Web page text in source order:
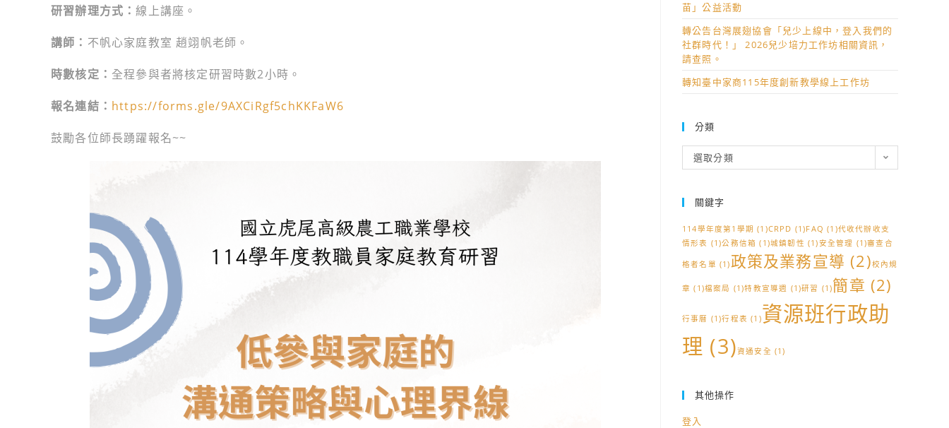
研習辦理方式：線上講座。
講師： 不帆心家庭教室 趙翊帆老師。
時數核定： 全程參與者將核定研習時數2小時。
報名連結： https://forms.gle/9AXCiRgf5chKKFaW6
鼓勵各位師長踴躍報名~~
苗」公益活動
轉公告台灣展翅協會「兒少上線中，登入我們的
社群時代！」 2026兒少培力工作坊相關資訊，
請查照。
轉知臺中家商115年度創新教學線上工作坊
分類
類
選取分類
關鍵字
114學年度第1學期 (1)CRPD (1)FAQ (1)代收代辦收支
情形表 (1)公務信箱 (1)城鎮韌性 (1)安全管理 (1)審查合
格者名單 (1)政策及業務宣導 (2)校內規
章 (1)檔案局 (1)特教宣導週 (1)研習 (1)簡章 (2)
行事曆 (1)行程表 (1)資源班行政助
理 (3)資通安全 (1)
其他操作
登入